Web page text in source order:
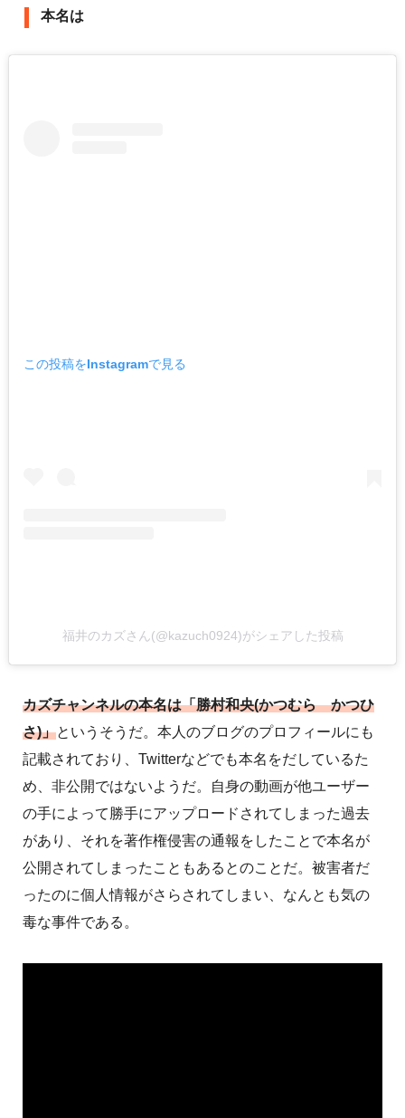
本名は
この投稿をInstagramで見る
福井のカズさん(@kazuch0924)がシェアした投稿
カズチャンネルの本名は「勝村和央(かつむら かつひ
さ)」というそうだ。本人のブログのプロフィールにも
記載されており、Twitterなどでも本名をだしているた
め、非公開ではないようだ。自身の動画が他ユーザー
の手によって勝手にアップロードされてしまった過去
があり、それを著作権侵害の通報をしたことで本名が
公開されてしまったこともあるとのことだ。被害者だ
ったのに個人情報がさらされてしまい、なんとも気の
毒な事件である。